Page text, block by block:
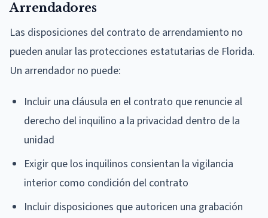
Arrendadores
Las disposiciones del contrato de arrendamiento no
pueden anular las protecciones estatutarias de Florida.
Un arrendador no puede:
Incluir una cláusula en el contrato que renuncie al
derecho del inquilino a la privacidad dentro de la
unidad
Exigir que los inquilinos consientan la vigilancia
interior como condición del contrato
Incluir disposiciones que autoricen una grabación